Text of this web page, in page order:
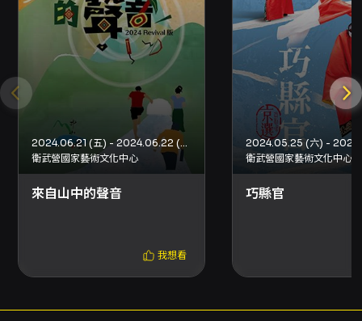
主辦，衛武營國家藝術文化中心合辦，並獲財團
法人陳啟川先生文教基金會與財團法人瑞儀教育
基金會贊助；此外，本節目獲榮耀基金會與文化
內容策進院「讀劇匯—2024 音樂劇創投媒合平
台」計畫支持，且青年席專場受文化部「推動表
演藝術青少年節目開發計畫」支持。唱歌集自
2009年成立以來持續推出音樂劇作品，並以
《今晚,我想來點》《以為是BL結果是BFF》等作
品累積口碑與票房，團隊自述以製作為導向，致
力在音樂上求新並反映台灣風情與社會議題。 演
出資訊方面，本次演出於2026/10/2至10/4在衛
武營國家藝術文化中心戲劇院演出，演出長度約
NT$800起至NT$2,200止；個別場次價格及席
次以售票系統公告為準。團隊同時提供多種早鳥
購票前詳閱主辦提供之票務與退換政策。整體而
2024.06.21 (五) - 2024.06.22 (六)
衛武營國家藝術文化中心
來自山中的聲音
我想看
衛武營國家藝術文化中心
巧縣官